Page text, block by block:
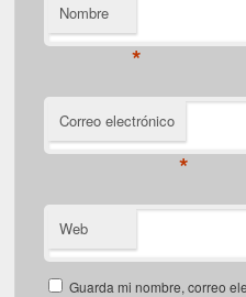
Nombre
*
Correo electrónico
*
Web
Guarda mi nombre, correo